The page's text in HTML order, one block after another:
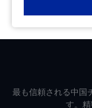
最も信頼される中国
す。